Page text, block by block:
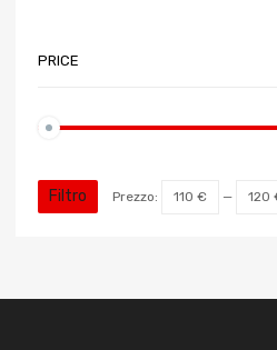
PRICE
Filtro Prezzo: 110 € — 120